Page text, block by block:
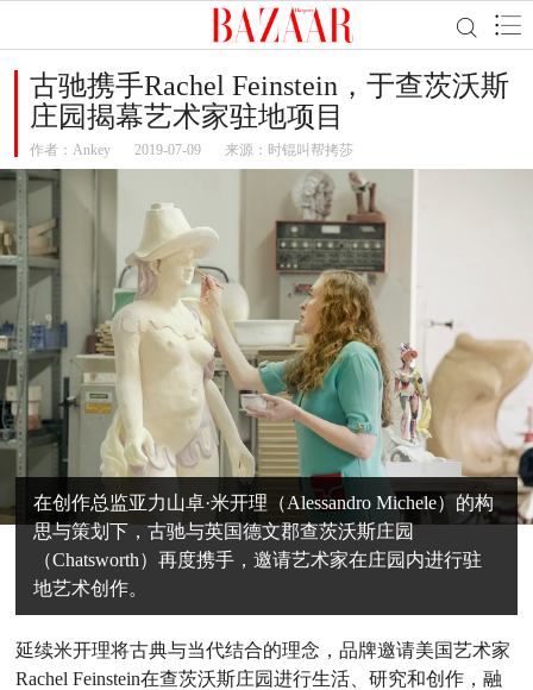
古驰携手Rachel Feinstein，于查茨沃斯
庄园揭幕艺术家驻地项目
作者： Ankey 2019-07-09 来源：时锟叫帮拷莎
在创作总监亚力山卓·米开理（Alessandro Michele）的构
思与策划下，古驰与英国德文郡查茨沃斯庄园
（Chatsworth）再度携手，邀请艺术家在庄园内进行驻
地艺术创作。
延续米开理将古典与当代结合的理念，品牌邀请美国艺术家
Rachel Feinstein在查茨沃斯庄园进行生活、研究和创作，融